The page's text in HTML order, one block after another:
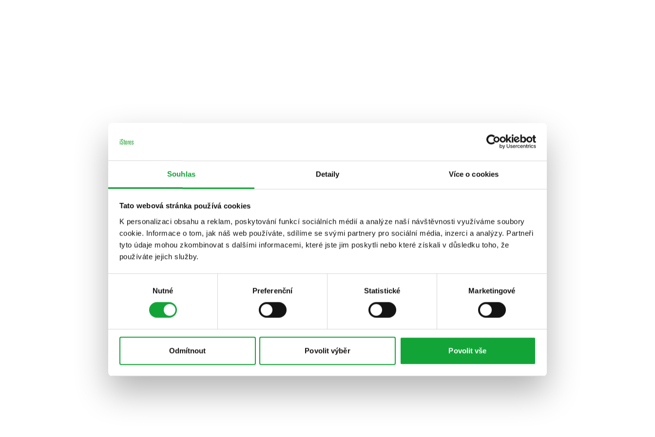
Souhlas Detaily Více o cookies
Tato webová stránka používá cookies
K personalizaci obsahu a reklam, poskytování funkcí sociálních médií a analýze naší návštěvnosti využíváme soubory
cookie. Informace o tom, jak náš web používáte, sdílíme se svými partnery pro sociální média, inzerci a analýzy. Partneři
tyto údaje mohou zkombinovat s dalšími informacemi, které jste jim poskytli nebo které získali v důsledku toho, že
používáte jejich služby.
Nutné Preferenční Statistické Marketingové
Odmítnout Povolit výběr Povolit vše